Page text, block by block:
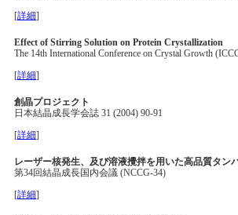
[詳細]
Effect of Stirring Solution on Protein Crystallization
The 14th International Conference on Crystal Growth
[詳細]
創晶プロジェクト
日本結晶成長学会誌 31 (2004) 90-91
[詳細]
レーザー核発生、及び溶液攪拌を用いた高品質タン
第34回結晶成長国内会議 (NCCG-34)
[詳細]